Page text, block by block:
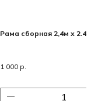
Рама сборная 2,4м х 2.4м
1 000 р.